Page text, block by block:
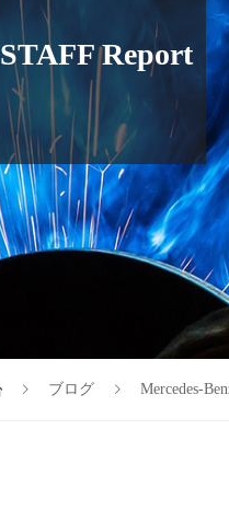
STAFF Report
ブログ Mercedes-